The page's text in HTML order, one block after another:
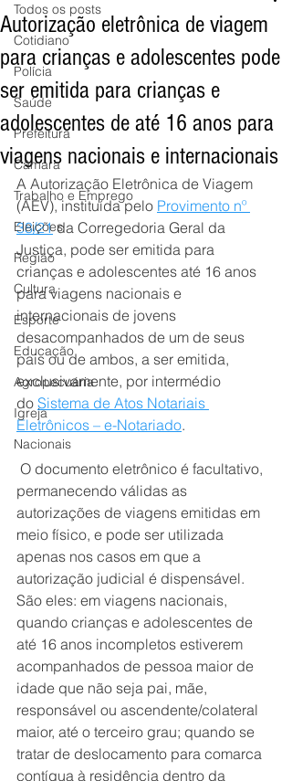
Todos os posts
Cotidiano
Polícia
Saúde
Prefeitura
Câmara
Trabalho e Emprego
Eleições
Região
Cultura
Esporte
Educação
Agropecuária
Igreja
Nacionais
Autorização eletrônica de viagem
para crianças e adolescentes pode
ser emitida para crianças e
adolescentes de até 16 anos para
viagens nacionais e internacionais
A Autorização Eletrônica de Viagem
(AEV), instituída pelo Provimento nº
38/21 da Corregedoria Geral da
Justiça, pode ser emitida para
crianças e adolescentes até 16 anos
para viagens nacionais e
internacionais de jovens
desacompanhados de um de seus
pais ou de ambos, a ser emitida,
exclusivamente, por intermédio
do Sistema de Atos Notariais
Eletrônicos – e-Notariado.
permanecendo válidas as
autorizações de viagens emitidas em
meio físico, e pode ser utilizada
apenas nos casos em que a
autorização judicial é dispensável.
São eles: em viagens nacionais,
quando crianças e adolescentes de
até 16 anos incompletos estiverem
acompanhados de pessoa maior de
idade que não seja pai, mãe,
responsável ou ascendente/colateral
maior, até o terceiro grau; quando se
tratar de deslocamento para comarca
contígua à residência dentro da